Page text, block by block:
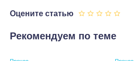
Оцените статью
Рекомендуем по теме